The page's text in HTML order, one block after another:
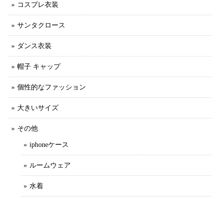
コスプレ衣装
サンタクロース
ダンス衣装
帽子 キャップ
個性的なファッション
大きいサイズ
その他
iphoneケース
ルームウェア
水着